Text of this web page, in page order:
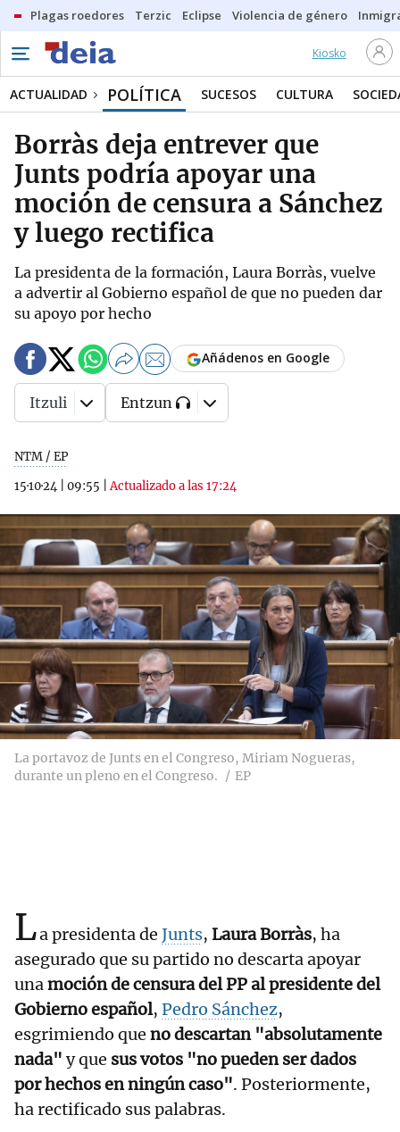
Plagas roedores Terzic Eclipse Violencia de género
Kiosko
ACTUALIDAD POLÍTICA SUCESOS CULTURA
Borràs deja entrever que
Junts podría apoyar una
moción de censura a Sánchez
y luego rectifica
La presidenta de la formación, Laura Borràs, vuelve
a advertir al Gobierno español de que no pueden dar
su apoyo por hecho
NTM / EP
15·10·24
09:55 |Actualizado a las 17:24
Añádenos en Google
Itzuli Entzun
La portavoz de Junts en el Congreso, Miriam Nogueras,
durante un pleno en el Congreso.
EP
La presidenta de Junts, Laura Borràs, ha
asegurado que su partido no descarta apoyar
unamoción de censura del PP al presidente del
Gobierno español, Pedro Sánchez,
esgrimiendo que no descartan "absolutamente
nada" y que sus votos "no pueden ser dados
por hechos en ningún caso". Posteriormente,
ha rectificado sus palabras.